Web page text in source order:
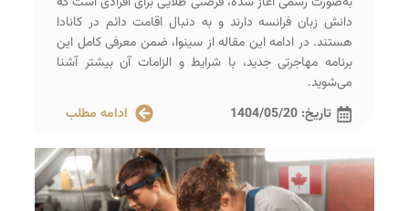
دانش زبان فرانسه دارند و به دنبال اقامت دائم در کانادا
هستند. در ادامه این مقاله از سینوا، ضمن معرفی کامل این
برنامه مهاجرتی جدید، با شرایط و الزامات آن بیشتر آشنا
می‌شوید.
تاریخ: 1404/05/20 ادامه مطلب